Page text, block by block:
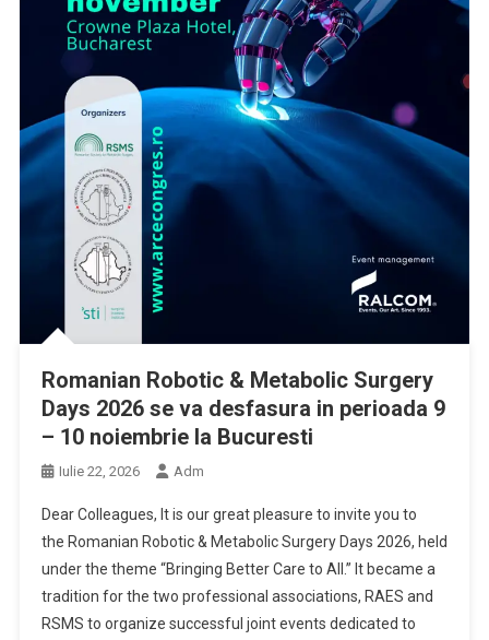
Romanian Robotic & Metabolic Surgery
Days 2026 se va desfasura in perioada 9
– 10 noiembrie la Bucuresti
Iulie 22, 2026 Adm
Dear Colleagues, It is our great pleasure to invite you to
the Romanian Robotic & Metabolic Surgery Days 2026, held
under the theme “Bringing Better Care to All.” It became a
tradition for the two professional associations, RAES and
RSMS to organize successful joint events dedicated to